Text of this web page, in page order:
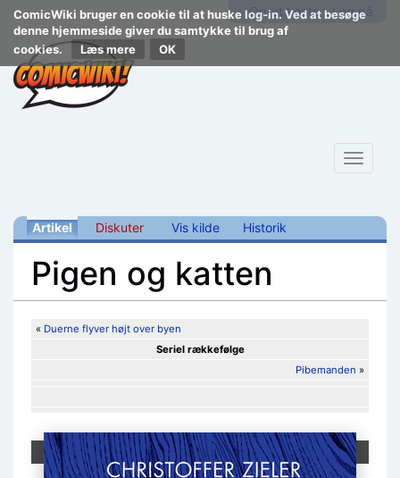
ComicWiki bruger en cookie til at huske log-in. Ved at besøge
denne hjemmeside giver du samtykke til brug af
cookies.
Læs mere
Opret konto Log på
Toggle
Artikel Diskuter Vis kilde Historik
Pigen og katten
« Duerne flyver højt over byen
Seriel rækkefølge
Pibemanden »